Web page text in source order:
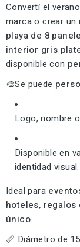
Convertí el
marca o crear un
playa de 8
interior gris
disponible con
🎨Se puede
Logo, nombre
Disponible en
identidad visual.
Ideal para
hoteles,
único.
📏 Diámetro de